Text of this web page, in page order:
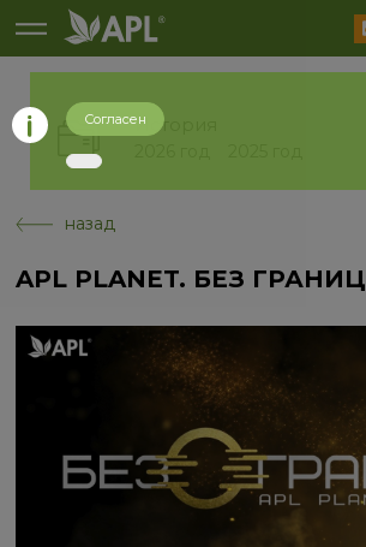
История
назад
APL PLANET. БЕЗ ГРАНИЦ
Согласен